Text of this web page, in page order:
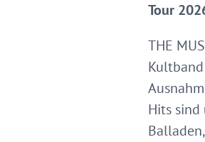
Tour
THE
Hits sind